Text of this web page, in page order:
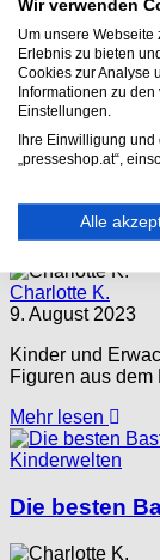
11. März 2024
Die Comic-Welt
Neben vielen
Mehr lesen
Kinderwelten
Disney
jede
Charlotte K.
9. August 2023
Kinder und
Figuren aus dem
Mehr lesen
Kinderwelten
Die besten
Wir verwenden
Um unsere
Erlebnis zu bieten
Cookies zur Analyse
Informationen zu
Einstellungen.
Ihre Einwilligung und
„presseshop.at“,
Alle